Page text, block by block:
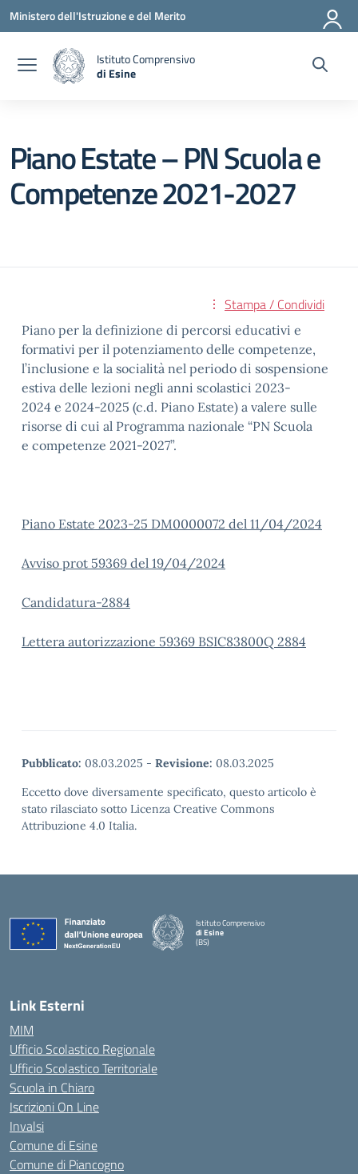
Vai ai contenuti
Vai al menu di navigazione
Vai al footer
Ministero dell'Istruzione e del Merito
Istituto Comprensivo
di Esine
Piano Estate – PN Scuola e
Competenze 2021-2027
Stampa / Condividi
Piano per la definizione di percorsi educativi e
formativi per il potenziamento delle competenze,
l’inclusione e la socialità nel periodo di sospensione
estiva delle lezioni negli anni scolastici 2023-
2024 e 2024-2025 (c.d. Piano Estate) a valere sulle
risorse di cui al Programma nazionale “PN Scuola
e competenze 2021-2027”.
Piano Estate 2023-25 DM0000072 del 11/04/2024
Avviso prot 59369 del 19/04/2024
Candidatura-2884
Lettera autorizzazione 59369 BSIC83800Q 2884
Pubblicato: 08.03.2025 - Revisione: 08.03.2025
Eccetto dove diversamente specificato, questo articolo è
stato rilasciato sotto Licenza Creative Commons
Attribuzione 4.0 Italia.
Istituto Comprensivo
di Esine
(BS)
Link Esterni
MIM
Ufficio Scolastico Regionale
Ufficio Scolastico Territoriale
Scuola in Chiaro
Iscrizioni On Line
Invalsi
Comune di Esine
Comune di Piancogno